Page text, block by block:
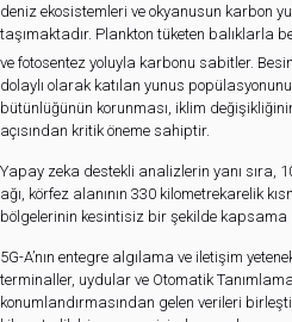
deniz ekosistemleri ve okyanusun karbon
taşımaktadır. Plankton tüketen balıklarla
ve fotosentez yoluyla karbonu sabitler.
dolaylı olarak katılan yunus
bütünlüğünün korunması, iklim
açısından kritik öneme sahiptir.
Yapay zeka destekli analizlerin yanı sıra,
ağı, körfez alanının 330 kilometrekarelik
bölgelerinin kesintisiz bir şekilde kapsama
5G-A’nın entegre algılama ve iletişim
terminaller, uydular ve Otomatik
konumlandırmasından gelen verileri